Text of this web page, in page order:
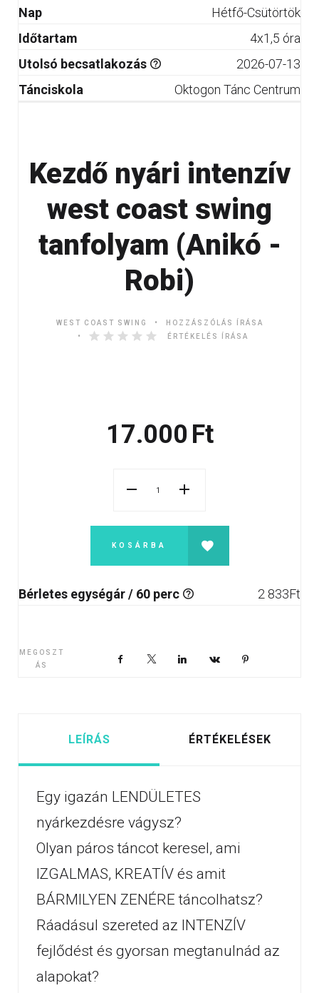
Nap
Hétfő-Csütörtök
Időtartam
4x1,5 óra
Utolsó becsatlakozás
2026-07-13
Tánciskola
Oktogon Tánc Centrum
Kezdő nyári intenzív
west coast swing
tanfolyam (Anikó -
Robi)
WEST COAST SWING
HOZZÁSZÓLÁS ÍRÁSA
ÉRTÉKELÉS ÍRÁSA
Ft
17.000
KOSÁRBA
Bérletes egységár / 60 perc Ft
2 833
MEGOSZT
ÁS
Facebook LinkedIn VKontakte
LEÍRÁS ÉRTÉKELÉSEK
Egy igazán LENDÜLETES
nyárkezdésre vágysz?
Olyan páros táncot keresel, ami
IZGALMAS, KREATÍV és amit
BÁRMILYEN ZENÉRE táncolhatsz?
Ráadásul szereted az INTENZÍV
fejlődést és gyorsan megtanulnád az
alapokat?